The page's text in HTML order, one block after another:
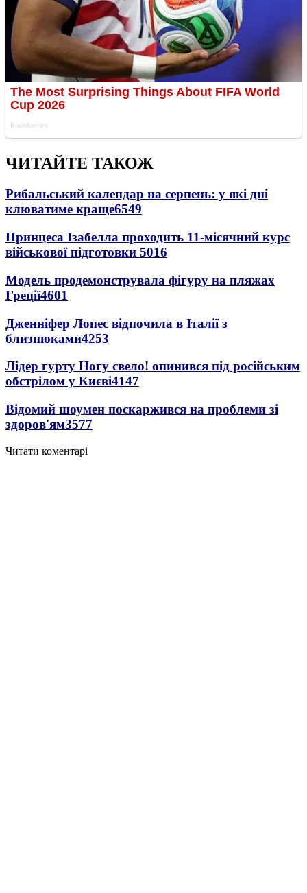
ЧИТАЙТЕ ТАКОЖ
Рибальський календар на серпень: у які дні
клюватиме краще6549
Принцеса Ізабелла проходить 11-місячний курс
військової підготовки 5016
Модель продемонструвала фігуру на пляжах
Греції4601
Дженніфер Лопес відпочила в Італії з
близнюками4253
Лідер гурту Ногу свело! опинився під російським
обстрілом у Києві4147
Відомий шоумен поскаржився на проблеми зі
здоров'ям3577
Читати коментарі